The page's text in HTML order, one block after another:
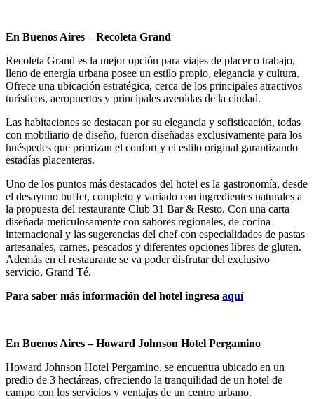
En Buenos Aires – Recoleta Grand
Recoleta Grand es la mejor opción para viajes de placer o trabajo,
lleno de energía urbana posee un estilo propio, elegancia y cultura.
Ofrece una ubicación estratégica, cerca de los principales atractivos
turísticos, aeropuertos y principales avenidas de la ciudad.
Las habitaciones se destacan por su elegancia y sofisticación, todas
con mobiliario de diseño, fueron diseñadas exclusivamente para los
huéspedes que priorizan el confort y el estilo original garantizando
estadías placenteras.
Uno de los puntos más destacados del hotel es la gastronomía, desde
el desayuno buffet, completo y variado con ingredientes naturales a
la propuesta del restaurante Club 31 Bar & Resto. Con una carta
diseñada meticulosamente con sabores regionales, de cocina
internacional y las sugerencias del chef con especialidades de pastas
artesanales, carnes, pescados y diferentes opciones libres de gluten.
Además en el restaurante se va poder disfrutar del exclusivo
servicio, Grand Té.
Para saber más información del hotel ingresa aquí
En Buenos Aires – Howard Johnson Hotel Pergamino
Howard Johnson Hotel Pergamino, se encuentra ubicado en un
predio de 3 hectáreas, ofreciendo la tranquilidad de un hotel de
campo con los servicios y ventajas de un centro urbano.